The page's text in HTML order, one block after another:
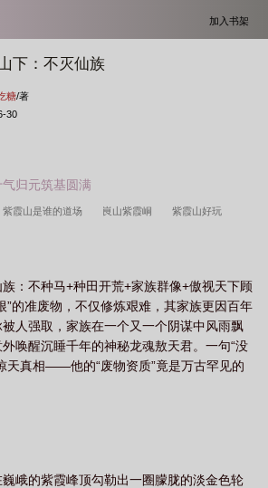
加入书架
下：不灭仙族
糖/著
30
归元筑基圆满
紫霞山是谁的道场 峎山紫霞峒 紫霞山好玩
紫霞景点 紫霞禅寺 紫霞风景 紫霞山攻
：不种马+种田开荒+家族群像+傲视天下顾
”的准废物，不仅修炼艰难，其家族更因百年
人强取，家族在一个又一个阴谋中风雨飘
唤醒沉睡千年的神秘龙魂敖天君。一句“没
天真相——他的“废物资质”竟是万古罕见的
力的步步紧逼、已如风暴般席卷而来。他
峨的紫霞峰顶勾勒出一圈朦胧的淡金色轮